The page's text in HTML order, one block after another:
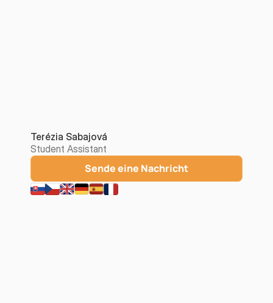
Terézia Sabajová
Student Assistant
Sende eine Nachricht